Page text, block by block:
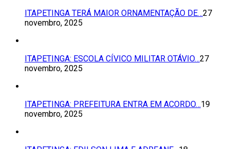
ITAPETINGA TERÁ MAIOR ORNAMENTAÇÃO DE…27
novembro, 2025
ITAPETINGA: ESCOLA CÍVICO MILITAR OTÁVIO…27
novembro, 2025
ITAPETINGA: PREFEITURA ENTRA EM ACORDO…19
novembro, 2025